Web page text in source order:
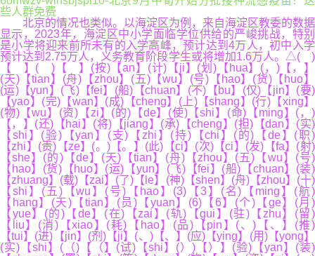
些人群免费
北京的情况也类似。以海淀区为例，来自海淀区教委的数据
显示，2023年，海淀区中小学面临学位供给的严峻挑战，特别
是小学将迎来前所未有的入学高峰，预计达到4万人，初中入学
预计达到2.75万人，义务教育阶段学生或将增加1.6万人。△( )
【 】( )【 】(按)【an】(计)【ji】(划)【hua】(，)【，】
(天)【tian】(舟)【zhou】(五)【wu】(号)【hao】(货)【huo】
(运)【yun】(飞)【fei】(船)【chuan】(不)【bu】(仅)【jin】(要)
【yao】(完)【wan】(成)【cheng】(上)【shang】(行)【xing】
(物)【wu】(资)【zi】(的)【de】(使)【shi】(命)【ming】(，)
【，】(还)【hai】(将)【jiang】(承)【cheng】(担)【dan】(实)
【shi】(验)【yan】(支)【zhi】(持)【chi】(的)【de】(职)
【zhi】(责)【ze】(。)【。】(此)【ci】(次)【ci】(发)【fa】(射)
【she】(的)【de】(天)【tian】(舟)【zhou】(五)【wu】(号)
【hao】(货)【huo】(运)【yun】(飞)【fei】(船)【chuan】(装)
【zhuang】(载)【zai】(了)【le】(神)【shen】(舟)【zhou】(十)
【shi】(五)【wu】(号)【hao】(3)【3】(名)【ming】(航)
【hang】(天)【tian】(员)【yuan】(6)【6】(个)【ge】(月)
【yue】(的)【de】(在)【zai】(轨)【gui】(驻)【zhu】(留)
【liu】(消)【xiao】(耗)【hao】(品)【pin】(、)【、】(推)
【tui】(进)【jin】(剂)【ji】(、)【、】(应)【ying】(用)【yong】
(实)【shi】(（)【（】(试)【shi】(）)【）】(验)【yan】(装)